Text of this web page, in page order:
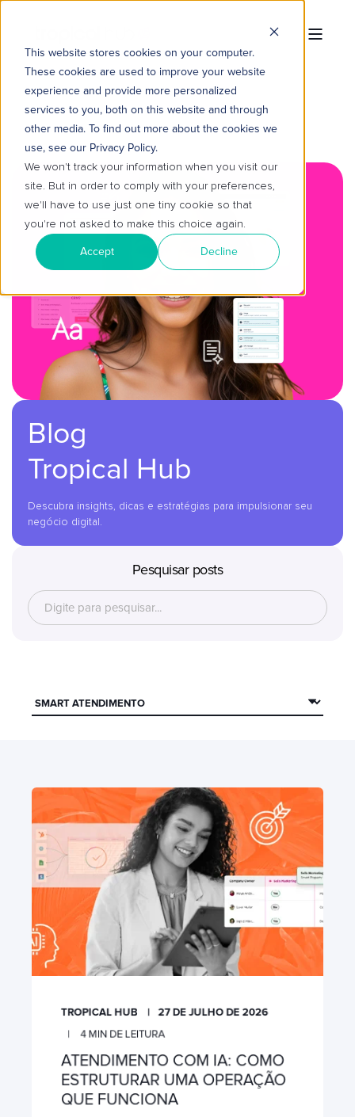
This website stores cookies on your computer.
These cookies are used to improve your website
experience and provide more personalized
services to you, both on this website and through
other media. To find out more about the cookies we
use, see our Privacy Policy.
We won't track your information when you visit our
site. But in order to comply with your preferences,
we'll have to use just one tiny cookie so that
you're not asked to make this choice again.
Accept Decline
Blog
Tropical Hub
Descubra insights, dicas e estratégias para impulsionar seu
negócio digital.
Pesquisar posts
TROPICAL HUB
27 DE JULHO DE 2026
4MIN DE LEITURA
ATENDIMENTO COM IA: COMO
ESTRUTURAR UMA OPERAÇÃO
QUE FUNCIONA